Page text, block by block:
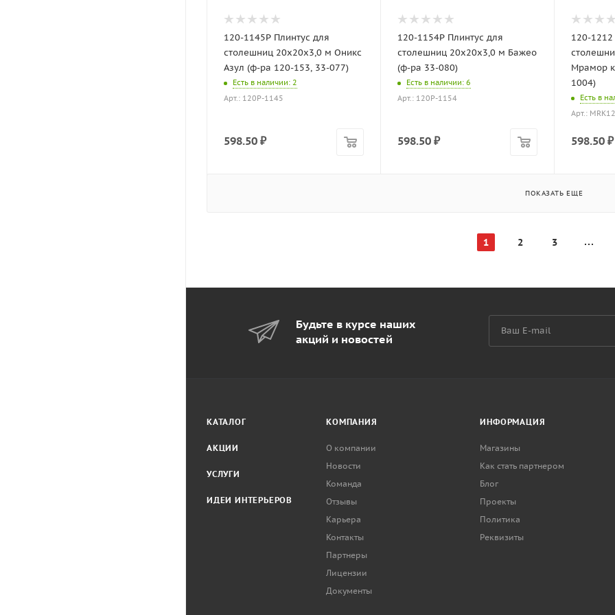
120-1145P Плинтус для
столешниц 20х20х3,0 м Оникс
Азул (ф-ра 120-153, 33-077)
Есть в наличии: 2
Арт.: 120P-1145
598.50 ₽
120-1154P Плинтус для
столешниц 20х20х3,0 м Бажео
(ф-ра 33-080)
Есть в наличии: 6
Арт.: 120P-1154
598.50 ₽
120-
Мрамор
1004)
Есть в
Арт.:
598.50 ₽
ПОКАЗАТЬ ЕЩЕ
1 2 3
Будьте в курсе наших
акций и новостей
КАТАЛОГ
АКЦИИ
УСЛУГИ
ИДЕИ ИНТЕРЬЕРОВ
КОМПАНИЯ
О компании
Новости
Команда
Отзывы
Карьера
Контакты
Партнеры
Лицензии
Документы
ИНФОРМАЦИЯ
Магазины
Как стать партнером
Блог
Проекты
Политика
Реквизиты